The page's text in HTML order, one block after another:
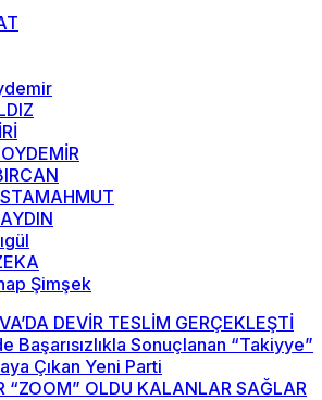
Şimşek
DEVİR TESLİM GERÇEKLEŞTİ
Başarısızlıkla Sonuçlanan “Takiyye”
Çıkan Yeni Parti
“ZOOM” OLDU KALANLAR SAĞLAR